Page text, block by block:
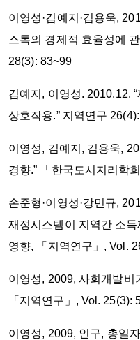
이영성·김예지·김용욱,
스톡의 경제적 효율성에
28(3): 83~99
김예지, 이영성. 2010.12.
상호작용.” 지역연구
이영성, 김예지, 김용욱,
경향.” 「한국도시지리학
손준형·이영성·강민규,
재정시스템이 지역간 소
영향, 「지역연구」, Vol.
이영성, 2009, 사회개발비
「지역연구」, Vol. 25(3):
이영성, 2009, 인구, 총일